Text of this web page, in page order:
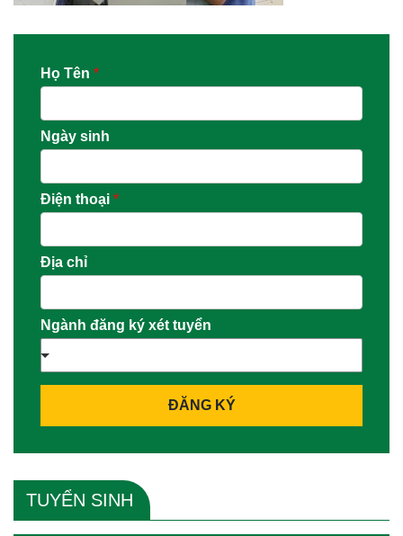
Họ Tên *
Ngày sinh
Điện thoại *
Địa chỉ
Ngành đăng ký xét tuyển
ĐĂNG KÝ
TUYỂN SINH